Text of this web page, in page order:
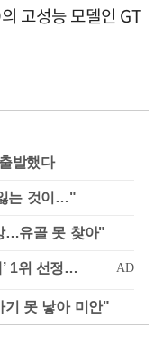
고성능 모델인 GT
발했다
는 것이…"
…유골 못 찾아"
못 낳아 미안"